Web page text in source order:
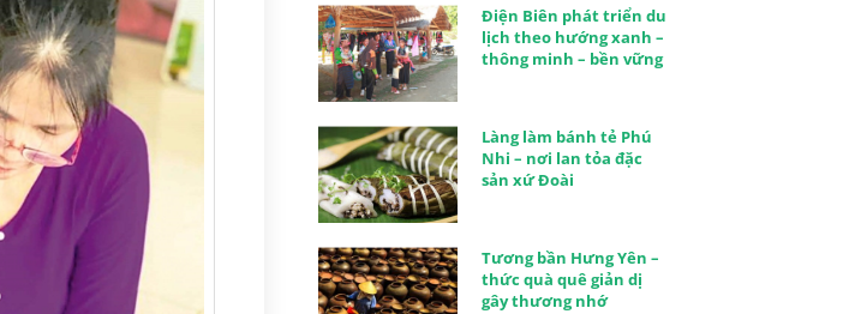
Điện Biên phát triển du
lịch theo hướng xanh –
thông minh – bền vững
Làng làm bánh tẻ Phú
Nhi – nơi lan tỏa đặc
sản xứ Đoài
Tương bần Hưng Yên –
thức quà quê giản dị
gây thương nhớ